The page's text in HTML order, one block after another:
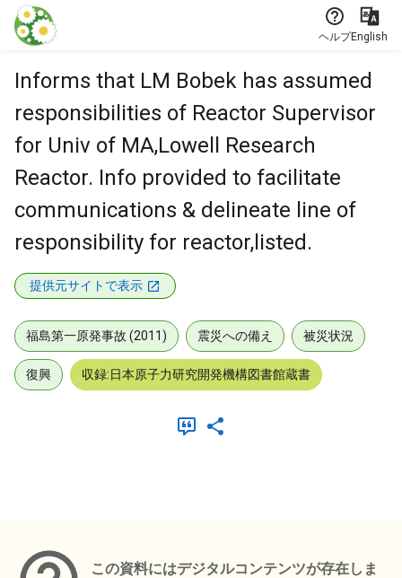
本文に飛ぶ
ヘルプEnglish
Informs that LM Bobek has assumed
responsibilities of Reactor Supervisor
for Univ of MA,Lowell Research
Reactor. Info provided to facilitate
communications & delineate line of
responsibility for reactor,listed.
提供元サイトで表示
福島第一原発事故 (2011) 震災への備え 被災状況
復興 収録:日本原子力研究開発機構図書館蔵書
この資料にはデジタルコンテンツが存在しま